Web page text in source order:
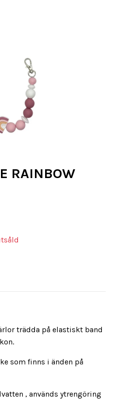
RAINBOW
trädda på elastiskt band
som finns i änden på
, används ytrengöring